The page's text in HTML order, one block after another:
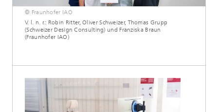
© Fraunhofer IAO
V. l. n. r.: Robin Ritter, Oliver Schweizer, Thomas Grupp
(Schweizer Design Consulting) und Franziska Braun
(Fraunhofer IAO)